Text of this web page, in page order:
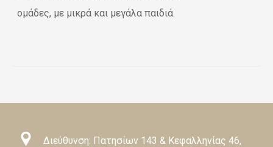
ομάδες, με μικρά και μεγάλα παιδιά.
Διεύθυνση: Πατησίων 143 & Κεφαλληνίας 46,